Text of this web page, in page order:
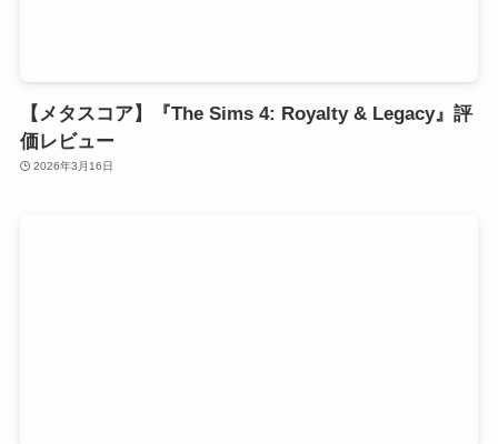
【メタスコア】『The Sims 4: Royalty & Legacy』評
価レビュー
2026年3月16日